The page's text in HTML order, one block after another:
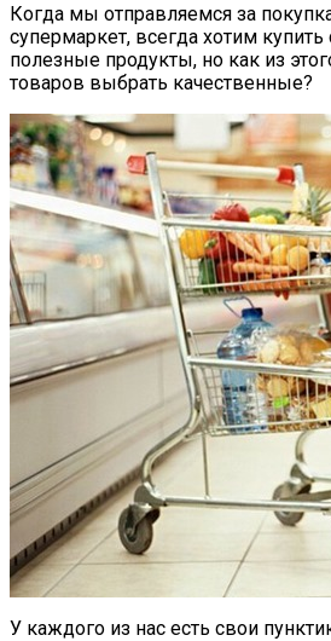
Когда мы отправляемся за
супермаркет, всегда хотим
полезные продукты, но как из
товаров выбрать качественные?
У каждого из нас есть свои